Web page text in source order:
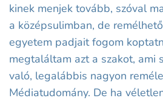
kinek menjek tovább, szóval
a középsulimban, de
egyetem padjait fogom
megtaláltam azt a szakot, ami
való, legalábbis nagyon
Médiatudomány. De ha